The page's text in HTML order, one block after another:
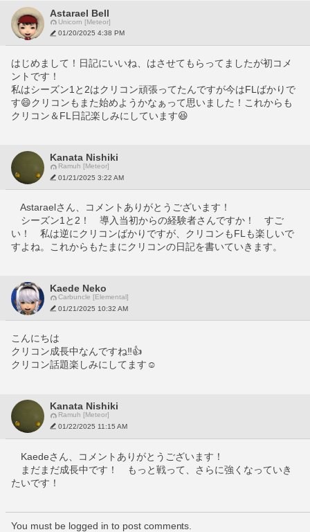
Astarael Bell
Unicorn [Meteor]
01/20/2025 4:38 PM
はじめまして！日記にいいね、はさせてもらってましたが初コメ
ントです！
私はシーズン1と2はクリコン頑張ってたんですが今はFLばかりで
す😄クリコンもまた始めようかなぁって思いました！これからも
クリコン＆FL日記楽しみにしています😆
Kanata Nishiki
Ramuh [Meteor]
01/21/2025 3:22 AM
Astaraelさん、コメントありがとうございます！
シーズン1と2！　導入当初からの経験者さんですか！　すご
い！　私は逆にクリコンばかりですが、クリコンもFLも楽しいで
すよね。これからもたまにクリコンの日記を書いていきます。
Kaede Neko
Carbuncle [Elemental]
01/21/2025 10:32 AM
こんにちは
クリコン成長中なんですね‼️👍
クリコン話題楽しみにしてます☺️
Kanata Nishiki
Ramuh [Meteor]
01/22/2025 11:15 AM
Kaedeさん、コメントありがとうございます！
まだまだ成長中です！　もっと戦って、さらに強くなっていき
たいです！
You must be logged in to post comments.